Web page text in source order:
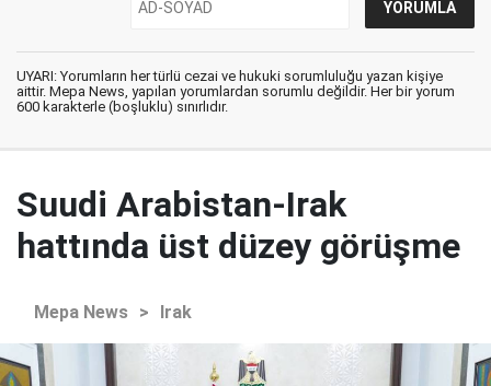
UYARI: Yorumların her türlü cezai ve hukuki sorumluluğu yazan kişiye
aittir. Mepa News, yapılan yorumlardan sorumlu değildir. Her bir yorum
600 karakterle (boşluklu) sınırlıdır.
Suudi Arabistan-Irak
hattında üst düzey görüşme
Mepa News > Irak